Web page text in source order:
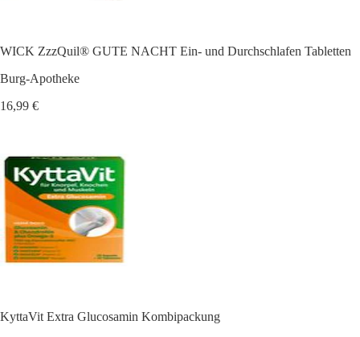
WICK ZzzQuil® GUTE NACHT Ein- und Durchschlafen Tabletten
Burg-Apotheke
16,99 €
KyttaVit Extra Glucosamin Kombipackung